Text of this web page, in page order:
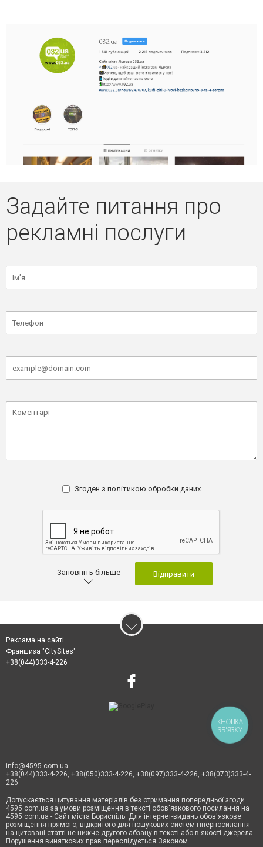
Задайте питання про
рекламні послуги
Згоден з політикою обробки даних
Заповніть більше Відправити
Реклама на сайті
Франшиза "CitySites"
+38(044)333-4-226
info@4595.com.ua
+38(044)333-4-226, +38(050)333-4-226, +38(097)333-4-226, +38(073)333-4-
226
Допускається цитування матеріалів без отримання попередньої згоди
4595.com.ua за умови розміщення в тексті обов'язкового посилання на
4595.com.ua - Сайт міста Бориспіль. Для інтернет-видань обов'язкове
розміщення прямого, відкритого для пошукових систем гіперпосилання
на цитовані статті не нижче другого абзацу в тексті або в якості джерела.
Порушення виняткових прав переслідується Законом.
КНОПКА
ЗВ'ЯЗКУ